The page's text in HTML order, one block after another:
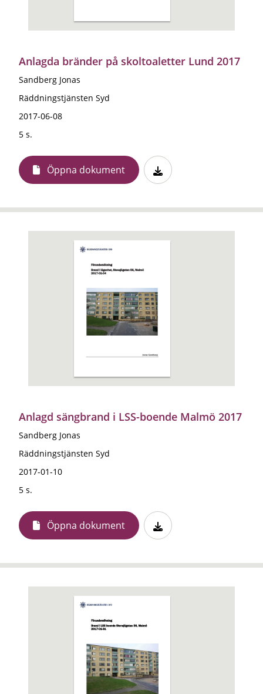
Anlagda bränder på skoltoaletter Lund 2017
Sandberg Jonas
Räddningstjänsten Syd
2017-06-08
5 s.
Öppna dokument
Anlagd sängbrand i LSS-boende Malmö 2017
Sandberg Jonas
Räddningstjänsten Syd
2017-01-10
5 s.
Öppna dokument